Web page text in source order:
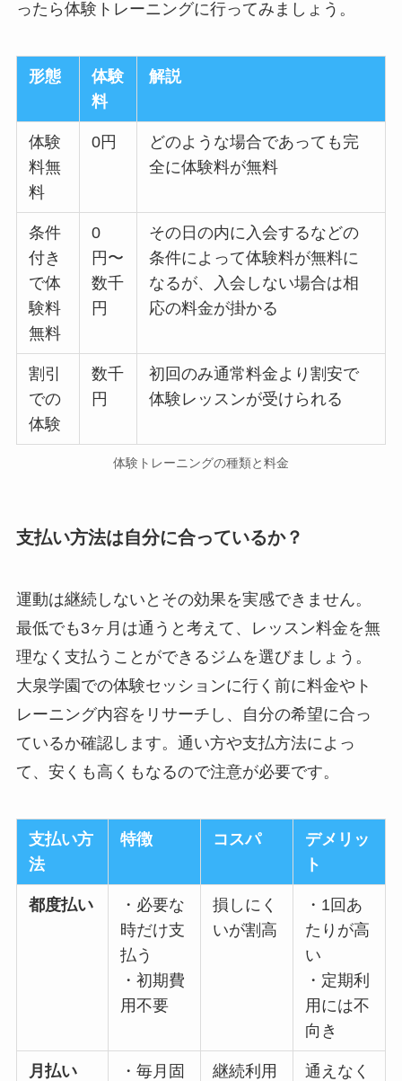
ったら体験トレーニングに行ってみましょう。
形態
体験
料
解説
体験
料無
料
0円
どのような場合であっても完
全に体験料が無料
条件
付き
で体
験料
無料
0
円〜
数千
円
その日の内に入会するなどの
条件によって体験料が無料に
なるが、入会しない場合は相
応の料金が掛かる
割引
での
体験
数千
円
初回のみ通常料金より割安で
体験レッスンが受けられる
体験トレーニングの種類と料金
支払い方法は自分に合っているか？
運動は継続しないとその効果を実感できません。
最低でも3ヶ月は通うと考えて、レッスン料金を無
理なく支払うことができるジムを選びましょう。
大泉学園での体験セッションに行く前に料金やト
レーニング内容をリサーチし、自分の希望に合っ
ているか確認します。通い方や支払方法によっ
て、安くも高くもなるので注意が必要です。
支払い方
法
特徴 コスパ
デメリッ
ト
都度払い
・必要な
時だけ支
払う
・初期費
用不要
損しにく
いが割高
・1回あ
たりが高
い
・定期利
用には不
向き
月払い
・毎月固
継続利用
通えなく